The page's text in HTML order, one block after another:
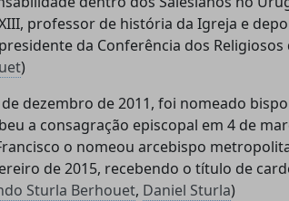
professor de história da Igreja e
da Conferência dos Religiosos
)
de dezembro de 2011, foi nomeado
a consagração episcopal em 4 de
o nomeou arcebispo
de 2015, recebendo o título de
Sturla Berhouet, Daniel Sturla)
a continuar nossa missão
a organização por trás do
precisa do seu apoio para
ferramentas de
a compreensão da Igreja